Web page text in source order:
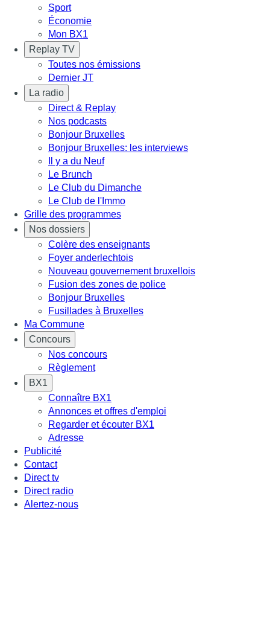
Sport
Économie
Mon BX1
Replay TV
Toutes nos émissions
Dernier JT
La radio
Direct & Replay
Nos podcasts
Bonjour Bruxelles
Bonjour Bruxelles: les interviews
Il y a du Neuf
Le Brunch
Le Club du Dimanche
Le Club de l'Immo
Grille des programmes
Nos dossiers
Colère des enseignants
Foyer anderlechtois
Nouveau gouvernement bruxellois
Fusion des zones de police
Bonjour Bruxelles
Fusillades à Bruxelles
Ma Commune
Concours
Nos concours
Règlement
BX1
Connaître BX1
Annonces et offres d'emploi
Regarder et écouter BX1
Adresse
Publicité
Contact
Direct tv
Direct radio
Alertez-nous